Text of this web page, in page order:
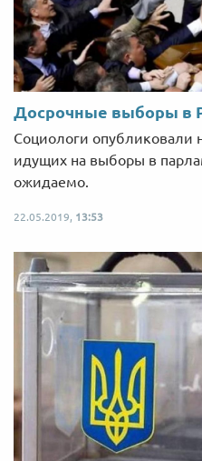
Досрочные выборы в
Социологи опубликовали
идущих на выборы в
ожидаемо.
22.05.2019, 13:53